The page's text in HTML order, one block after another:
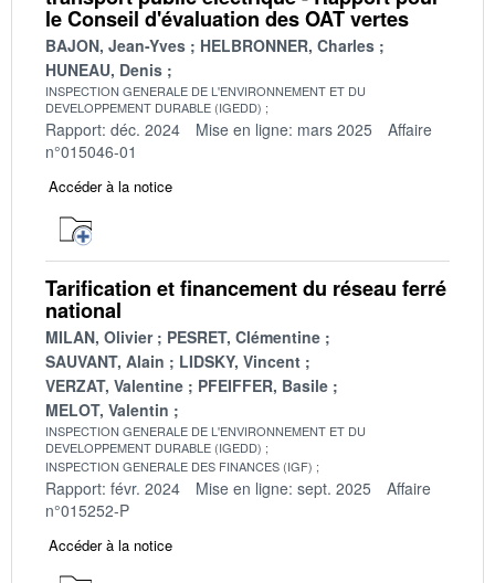
le Conseil d'évaluation des OAT vertes
BAJON, Jean-Yves
HELBRONNER, Charles
HUNEAU, Denis
INSPECTION GENERALE DE L'ENVIRONNEMENT ET DU
DEVELOPPEMENT DURABLE (IGEDD)
Rapport: déc. 2024 Mise en ligne: mars 2025
Affaire
n°015046-01
Accéder à la notice
Tarification et financement du réseau ferré
national
MILAN, Olivier
PESRET, Clémentine
SAUVANT, Alain
LIDSKY, Vincent
VERZAT, Valentine
PFEIFFER, Basile
MELOT, Valentin
INSPECTION GENERALE DE L'ENVIRONNEMENT ET DU
DEVELOPPEMENT DURABLE (IGEDD)
INSPECTION GENERALE DES FINANCES (IGF)
Rapport: févr. 2024 Mise en ligne: sept. 2025
Affaire
n°015252-P
Accéder à la notice